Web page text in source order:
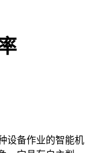
设备作业的智能机